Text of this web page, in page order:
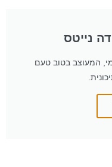
נייטס
המעוצב בטוב טעם